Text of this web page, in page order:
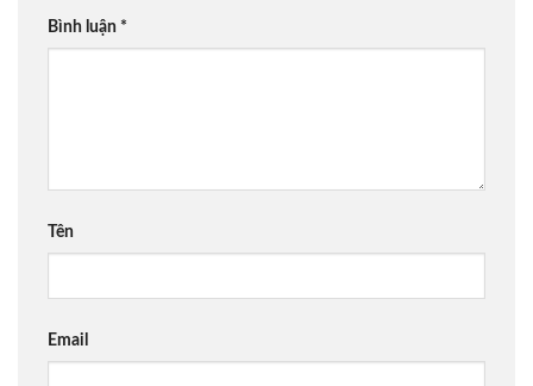
Bình luận *
Tên
Email